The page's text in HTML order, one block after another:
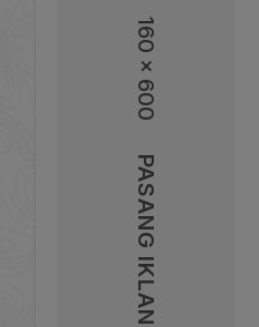
160 x 600
PASANG IKLAN